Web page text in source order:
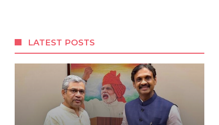
LATEST POSTS